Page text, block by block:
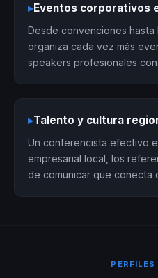
▸Eventos corporativos
Desde convenciones
organiza cada vez más
speakers profesionales
▸Talento y cultura
Un conferencista efectivo
empresarial local, los
de comunicar que conecta